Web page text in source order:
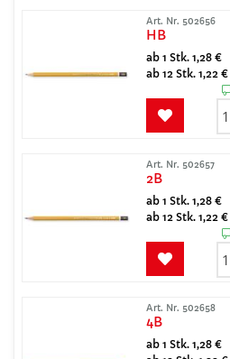
Art. Nr. 502656
HB
ab 1 Stk. 1,28 €
ab 12 Stk. 1,22 €
Art. Nr. 502657
2B
ab 1 Stk. 1,28 €
ab 12 Stk. 1,22 €
Art. Nr. 502658
4B
ab 1 Stk. 1,28 €